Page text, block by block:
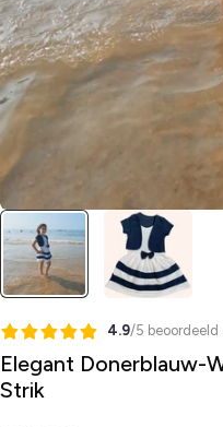
4.9/5 beoordeeld
Elegant Donerblauw-
Strik